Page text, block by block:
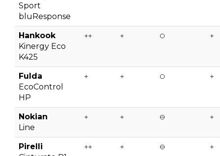
Sport
bluResponse
Hankook
Kinergy Eco
K425
Fulda
EcoControl
HP
Nokian
Line
Pirelli